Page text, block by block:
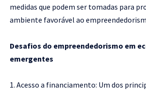
medidas que podem ser tomadas para
ambiente favorável ao
Desafios do empreendedorismo em
emergentes
Acesso a financiamento: Um dos